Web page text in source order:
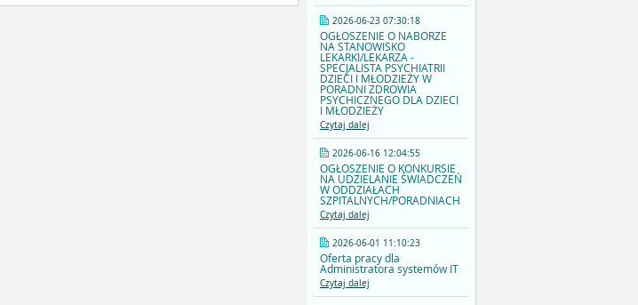
2026-06-23 07:30:18
OGŁOSZENIE O NABORZE
NA STANOWISKO
LEKARKI/LEKARZA -
SPECJALISTA PSYCHIATRII
DZIECI I MŁODZIEŻY W
PORADNI ZDROWIA
PSYCHICZNEGO DLA DZIECI
I MŁODZIEŻY
Czytaj dalej
2026-06-16 12:04:55
OGŁOSZENIE O KONKURSIE
NA UDZIELANIE ŚWIADCZEŃ
W ODDZIAŁACH
SZPITALNYCH/PORADNIACH
Czytaj dalej
2026-06-01 11:10:23
Oferta pracy dla
Administratora systemów IT
Czytaj dalej